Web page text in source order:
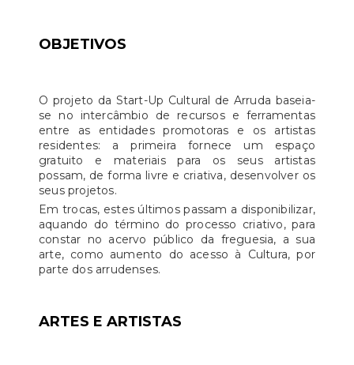
OBJETIVOS
O projeto da Start-Up Cultural de Arruda baseia-
se no intercâmbio de recursos e ferramentas
entre as entidades promotoras e os artistas
residentes: a primeira fornece um espaço
gratuito e materiais para os seus artistas
possam, de forma livre e criativa, desenvolver os
seus projetos.
Em trocas, estes últimos passam a disponibilizar,
aquando do término do processo criativo, para
constar no acervo público da freguesia, a sua
arte, como aumento do acesso à Cultura, por
parte dos arrudenses.
ARTES E ARTISTAS